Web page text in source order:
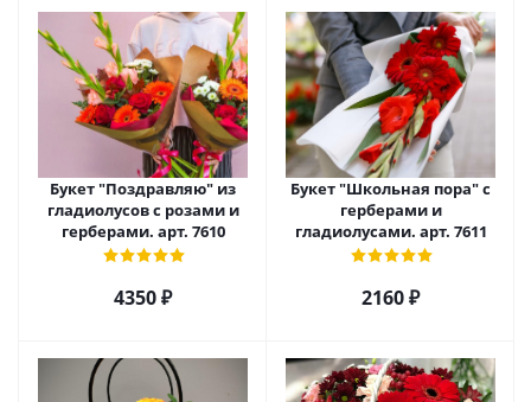
Букет "Поздравляю" из
гладиолусов с розами и
герберами. арт. 7610
4350 ₽
Букет "Школьная пора" с
герберами и
гладиолусами. арт. 7611
2160 ₽